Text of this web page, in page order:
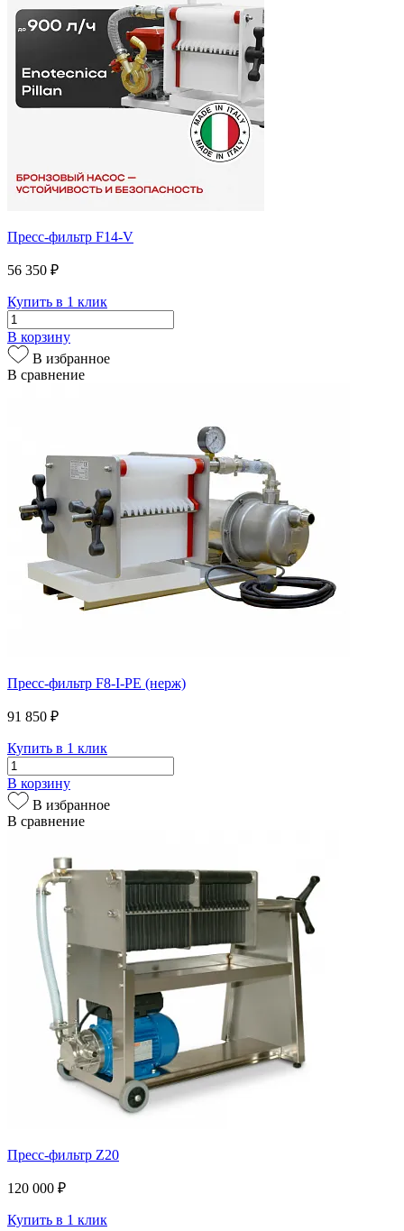
Пресс-фильтр F14-V
56 350 ₽
Купить в 1 клик
В корзину
В избранное
В сравнение
Пресс-фильтр F8-I-PE (нерж)
91 850 ₽
Купить в 1 клик
В корзину
В избранное
В сравнение
Пресс-фильтр Z20
120 000 ₽
Купить в 1 клик